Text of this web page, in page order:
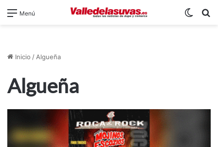
Menú
Inicio / Algueña
Algueña